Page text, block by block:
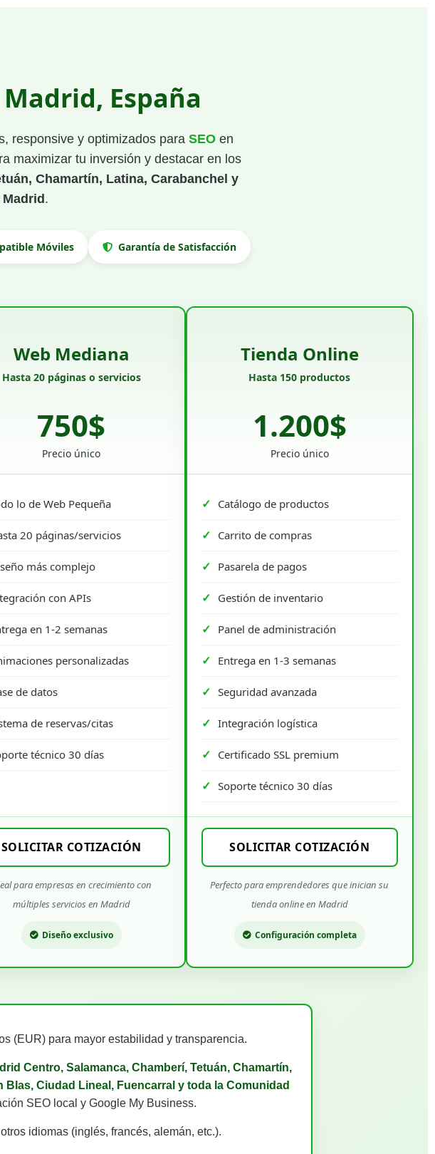
España
responsive y optimizados para SEO en
maximizar tu inversión y destacar en los
Chamartín, Latina, Carabanchel y
.
Móviles Garantía de Satisfacción
Web Mediana
Hasta 20 páginas o servicios
750$
Precio único
lo de Web Pequeña
20 páginas/servicios
más complejo
con APIs
en 1-2 semanas
personalizadas
de datos
de reservas/citas
técnico 30 días
SOLICITAR COTIZACIÓN
para empresas en crecimiento con
múltiples servicios en Madrid
Diseño exclusivo
Tienda Online
Hasta 150 productos
1.200$
Precio único
Catálogo de productos
Carrito de compras
Pasarela de pagos
Gestión de inventario
Panel de administración
Entrega en 1-3 semanas
Seguridad avanzada
Integración logística
Certificado SSL premium
Soporte técnico 30 días
SOLICITAR COTIZACIÓN
Perfecto para emprendedores que inician su
tienda online en Madrid
Configuración completa
(EUR) para mayor estabilidad y transparencia.
Centro, Salamanca, Chamberí, Tetuán, Chamartín,
Blas, Ciudad Lineal, Fuencarral y toda la Comunidad
SEO local y Google My Business.
idiomas (inglés, francés, alemán, etc.).